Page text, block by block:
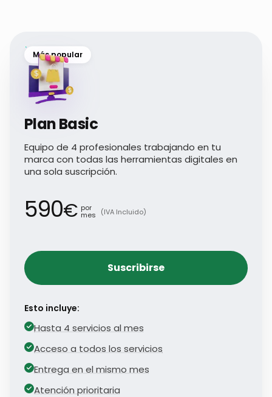
Más popular
Plan Basic
Equipo de 4 profesionales trabajando en tu
marca con todas las herramientas digitales en
una sola suscripción.
590€ por
mes (IVA Incluido)
Suscribirse
Esto incluye:
Hasta 4 servicios al mes
Acceso a todos los servicios
Entrega en el mismo mes
Atención prioritaria